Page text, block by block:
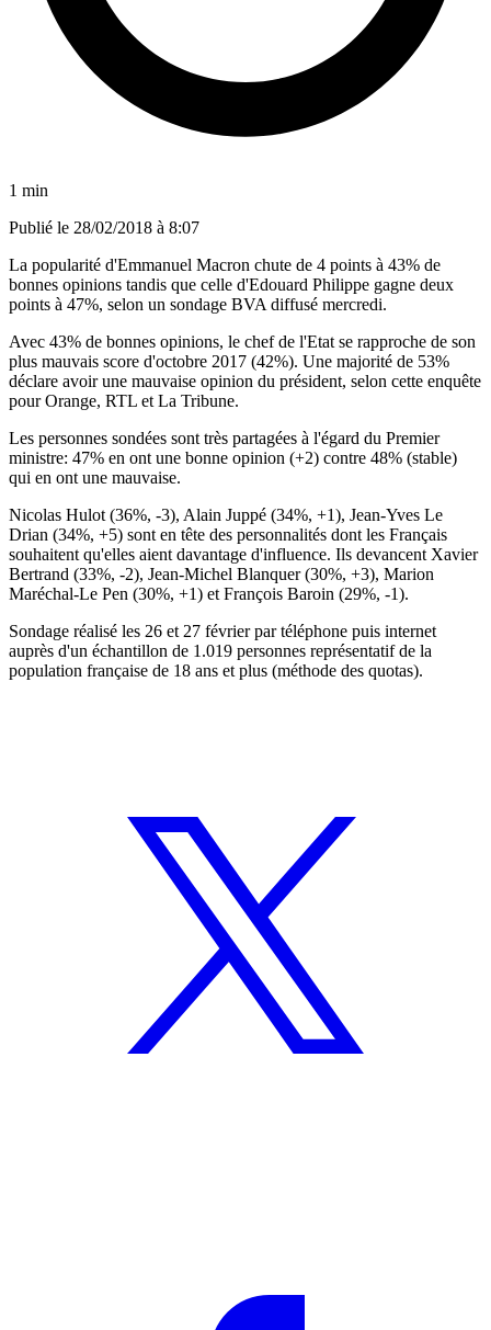
1 min
Publié le 28/02/2018 à 8:07
La popularité d'Emmanuel Macron chute de 4 points à 43% de
bonnes opinions tandis que celle d'Edouard Philippe gagne deux
points à 47%, selon un sondage BVA diffusé mercredi.
Avec 43% de bonnes opinions, le chef de l'Etat se rapproche de son
plus mauvais score d'octobre 2017 (42%). Une majorité de 53%
déclare avoir une mauvaise opinion du président, selon cette enquête
pour Orange, RTL et La Tribune.
Les personnes sondées sont très partagées à l'égard du Premier
ministre: 47% en ont une bonne opinion (+2) contre 48% (stable)
qui en ont une mauvaise.
Nicolas Hulot (36%, -3), Alain Juppé (34%, +1), Jean-Yves Le
Drian (34%, +5) sont en tête des personnalités dont les Français
souhaitent qu'elles aient davantage d'influence. Ils devancent Xavier
Bertrand (33%, -2), Jean-Michel Blanquer (30%, +3), Marion
Maréchal-Le Pen (30%, +1) et François Baroin (29%, -1).
Sondage réalisé les 26 et 27 février par téléphone puis internet
auprès d'un échantillon de 1.019 personnes représentatif de la
population française de 18 ans et plus (méthode des quotas).